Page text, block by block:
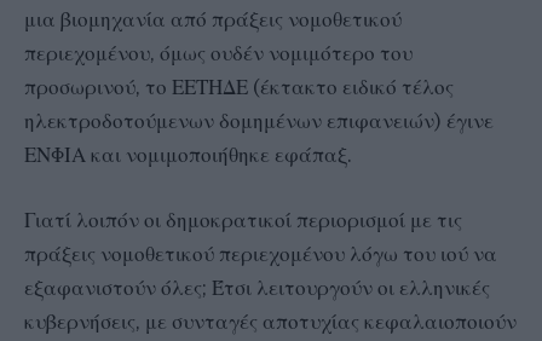
μια βιομηχανία από πράξεις νομοθετικού
περιεχομένου, όμως ουδέν νομιμότερο του
προσωρινού, το ΕΕΤΗΔΕ (έκτακτο ειδικό τέλος
ηλεκτροδοτούμενων δομημένων επιφανειών) έγινε
ΕΝΦΙΑ και νομιμοποιήθηκε εφάπαξ.
Γιατί λοιπόν οι δημοκρατικοί περιορισμοί με τις
πράξεις νομοθετικού περιεχομένου λόγω του ιού να
εξαφανιστούν όλες; Έτσι λειτουργούν οι ελληνικές
κυβερνήσεις, με συνταγές αποτυχίας κεφαλαιοποιούν